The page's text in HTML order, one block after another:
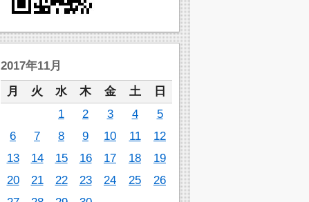
2017年11月
月
火 水 木 金 土
日
1
2 3 4
5
6
7 8 9 10 11
12
13
14 15 16 17 18
19
20
21 22 23 24 25
26